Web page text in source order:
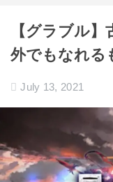
【グラブル
外でもなれる
July 13, 2021